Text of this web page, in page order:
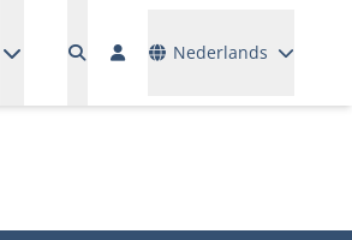
Nederlands